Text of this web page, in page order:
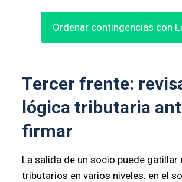
Ordenar contingencias con
Tercer frente:
lógica tributaria
firmar
La salida de un socio puede
tributarios en varios niveles: en el